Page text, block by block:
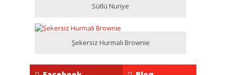
Sütlü Nuriye
Şekersiz Hurmalı Brownie